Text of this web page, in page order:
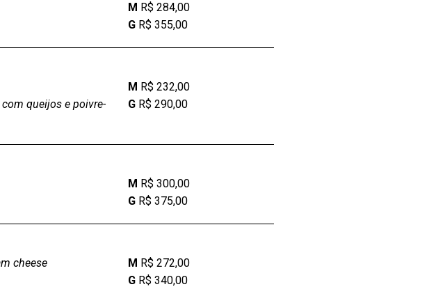
M R$ 284,00
G R$ 355,00
queijos e poivre-
M R$ 232,00
G R$ 290,00
M R$ 300,00
G R$ 375,00
cheese
M R$ 272,00
G R$ 340,00